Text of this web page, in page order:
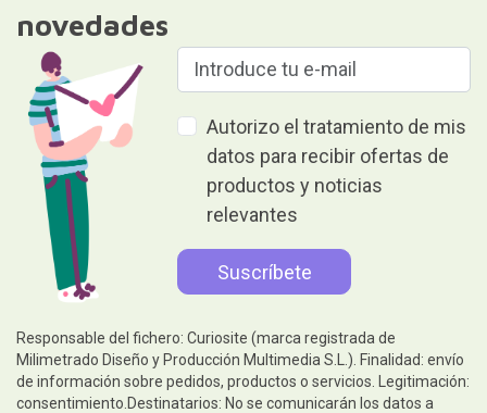
novedades
Autorizo el tratamiento de mis
datos para recibir ofertas de
productos y noticias
relevantes
Responsable del fichero: Curiosite (marca registrada de
Milimetrado Diseño y Producción Multimedia S.L.). Finalidad: envío
de información sobre pedidos, productos o servicios. Legitimación:
consentimiento.Destinatarios: No se comunicarán los datos a